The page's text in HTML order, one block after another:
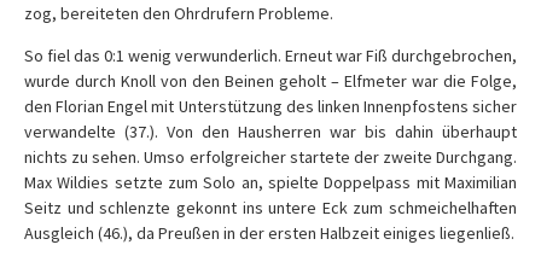
zog, bereiteten den Ohrdrufern Probleme.
So fiel das 0:1 wenig verwunderlich. Erneut war Fiß durchgebrochen,
wurde durch Knoll von den Beinen geholt – Elfmeter war die Folge,
den Florian Engel mit Unterstützung des linken Innenpfostens sicher
verwandelte (37.). Von den Hausherren war bis dahin überhaupt
nichts zu sehen. Umso erfolgreicher startete der zweite Durchgang.
Max Wildies setzte zum Solo an, spielte Doppelpass mit Maximilian
Seitz und schlenzte gekonnt ins untere Eck zum schmeichelhaften
Ausgleich (46.), da Preußen in der ersten Halbzeit einiges liegenließ.